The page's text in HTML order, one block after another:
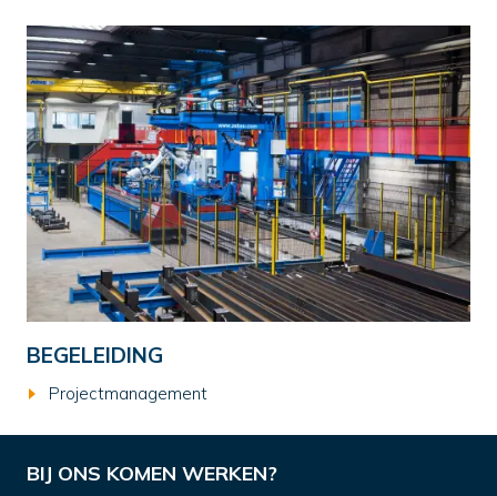
BEGELEIDING
Projectmanagement
BIJ ONS KOMEN WERKEN?